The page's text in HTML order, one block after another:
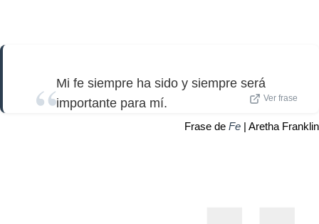
Mi fe siempre ha sido y siempre será
importante para mí.
Ver frase
Frase de Fe | Aretha Franklin